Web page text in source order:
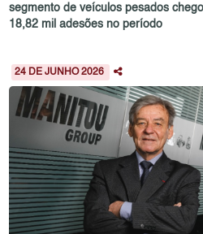
segmento de veículos pesados
18,82 mil adesões no período
24 DE JUNHO 2026